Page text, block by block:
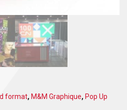
format, M&M Graphique, Pop Up